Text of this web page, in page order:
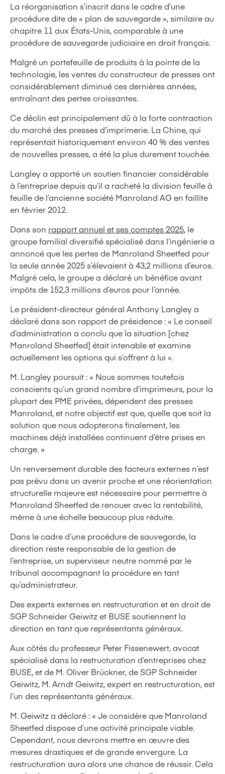
La réorganisation s’inscrit dans le cadre d’une
procédure dite de « plan de sauvegarde », similaire au
chapitre 11 aux États-Unis, comparable à une
procédure de sauvegarde judiciaire en droit français.
Malgré un portefeuille de produits à la pointe de la
technologie, les ventes du constructeur de presses ont
considérablement diminué ces dernières années,
entraînant des pertes croissantes.
Ce déclin est principalement dû à la forte contraction
du marché des presses d’imprimerie. La Chine, qui
représentait historiquement environ 40 % des ventes
de nouvelles presses, a été la plus durement touchée.
Langley a apporté un soutien financier considérable
à l’entreprise depuis qu’il a racheté la division feuille à
feuille de l’ancienne société Manroland AG en faillite
en février 2012.
Dans son rapport annuel et ses comptes 2025, le
groupe familial diversifié spécialisé dans l’ingénierie a
annoncé que les pertes de Manroland Sheetfed pour
la seule année 2025 s’élevaient à 43,2 millions d’euros.
Malgré cela, le groupe a déclaré un bénéfice avant
impôts de 152,3 millions d’euros pour l’année.
Le président-directeur général Anthony Langley a
déclaré dans son rapport de présidence : « Le conseil
d’administration a conclu que la situation [chez
Manroland Sheetfed] était intenable et examine
actuellement les options qui s’offrent à lui ».
M. Langley poursuit : « Nous sommes toutefois
conscients qu’un grand nombre d’imprimeurs, pour la
plupart des PME privées, dépendent des presses
Manroland, et notre objectif est que, quelle que soit la
solution que nous adopterons finalement, les
machines déjà installées continuent d’être prises en
charge. »
Un renversement durable des facteurs externes n’est
pas prévu dans un avenir proche et une réorientation
structurelle majeure est nécessaire pour permettre à
Manroland Sheetfed de renouer avec la rentabilité,
même à une échelle beaucoup plus réduite.
Dans le cadre d’une procédure de sauvegarde, la
direction reste responsable de la gestion de
l’entreprise, un superviseur neutre nommé par le
tribunal accompagnant la procédure en tant
qu’administrateur.
Des experts externes en restructuration et en droit de
SGP Schneider Geiwitz et BUSE soutiennent la
direction en tant que représentants généraux.
Aux côtés du professeur Peter Fissenewert, avocat
spécialisé dans la restructuration d’entreprises chez
BUSE, et de M. Oliver Brückner, de SGP Schneider
Geiwitz, M. Arndt Geiwitz, expert en restructuration, est
l’un des représentants généraux.
M. Geiwitz a déclaré : « Je considère que Manroland
Sheetfed dispose d’une activité principale viable.
Cependant, nous devrons mettre en œuvre des
mesures drastiques et de grande envergure. La
restructuration aura alors une chance de réussir. Cela